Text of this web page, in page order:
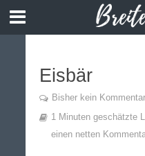
Eisbär
Bisher kein Kommentar
1 Minuten geschätzte
einen netten